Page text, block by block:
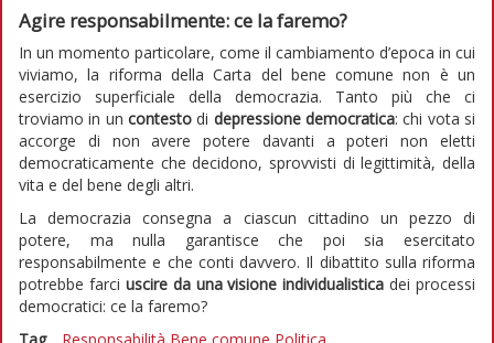
Agire responsabilmente: ce la faremo?
In un momento particolare, come il cambiamento d’epoca in cui
viviamo, la riforma della Carta del bene comune non è un
esercizio superficiale della democrazia. Tanto più che ci
troviamo in un contesto di depressione democratica: chi vota si
accorge di non avere potere davanti a poteri non eletti
democraticamente che decidono, sprovvisti di legittimità, della
vita e del bene degli altri.
La democrazia consegna a ciascun cittadino un pezzo di
potere, ma nulla garantisce che poi sia esercitato
responsabilmente e che conti davvero. Il dibattito sulla riforma
potrebbe farci uscire da una visione individualistica dei processi
democratici: ce la faremo?